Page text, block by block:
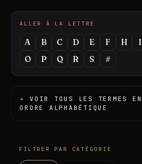
ALLER À LA LETTRE
A B C D E F H I
O
P Q R S #
VOIR TOUS LES TERMES EN
ORDRE ALPHABÉTIQUE
FILTRER PAR CATÉGORIE